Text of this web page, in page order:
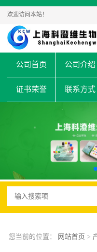
欢迎访问本站！
公司首页 公司介绍
证书荣誉 联系方式
您当前的位置： 网站首页 >